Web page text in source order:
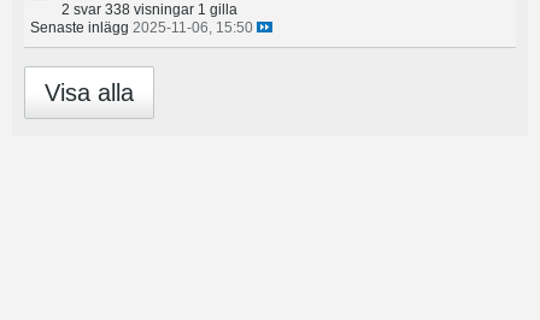
2 svar 338 visningar 1 gilla
Senaste inlägg 2025-11-06, 15:50
Visa alla